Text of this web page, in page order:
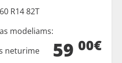
R14 82T
modeliams:
59 00€
neturime